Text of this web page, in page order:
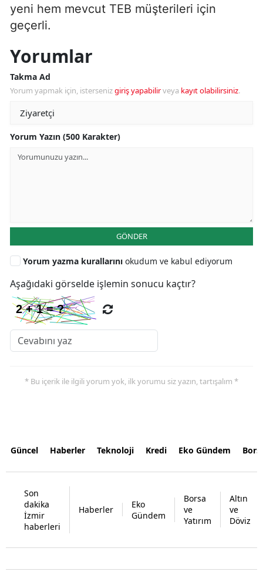
yeni hem mevcut TEB müşterileri için
geçerli.
Yorumlar
Takma Ad
Yorum yapmak için, istersenizgiriş yapabilirveya kayıt olabilirsiniz.
Yorum Yazın (500 Karakter)
GÖNDER
Yorum yazma kurallarını okudum ve kabul ediyorum
Aşağıdaki görselde işlemin sonucu kaçtır?
* Bu içerik ile ilgili yorum yok, ilk yorumu siz yazın, tartışalım *
Güncel Haberler Teknoloji Kredi Eko Gündem
Son
dakika
İzmir
haberleri
Haberler
Eko
Gündem
Borsa
ve
Yatırım
Altın
ve
Döviz